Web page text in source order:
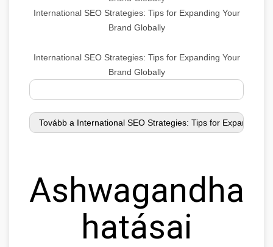
International SEO Strategies: Tips for Expanding Your
Brand Globally
International SEO Strategies: Tips for Expanding Your
Brand Globally
Ashwagandha
hatásai